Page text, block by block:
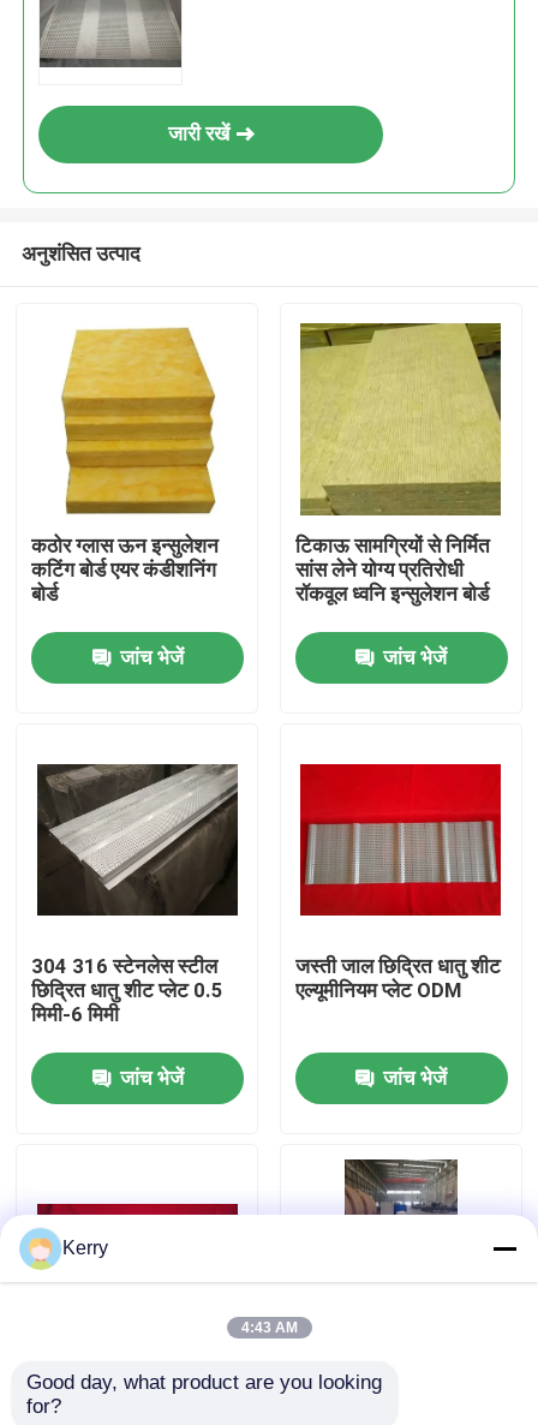
उत्पादों
हमारे बारे में
कारखाना भ्रमण
संपर्क करें
इस्पात संरचना भवन
इस्पात संरचना कार्यशाला
जारी रखें
अनुशंसित उत्पाद
कठोर ग्लास ऊन इन्सुलेशन
कटिंग बोर्ड एयर कंडीशनिंग
बोर्ड
जांच भेजें
टिकाऊ सामग्रियों से निर्मित
सांस लेने योग्य प्रतिरोधी
रॉकवूल ध्वनि इन्सुलेशन बोर्ड
जांच भेजें
304 316 स्टेनलेस स्टील
छिद्रित धातु शीट प्लेट 0.5
मिमी-6 मिमी
जांच भेजें
जस्ती जाल छिद्रित धातु शीट
एल्यूमीनियम प्लेट ODM
जांच भेजें
गैल्वेनाइज्ड प्रोफाइल स्टील
शीट धातु नालीदार छत शीट
भवन निर्माण के लिए ओडीएम
Kerry
4:43 AM
Good day, what product are you looking
for?